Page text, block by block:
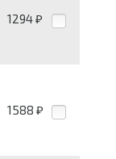
1294 ₽
1588 ₽